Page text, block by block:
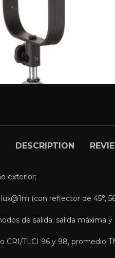
DESCRIPTION
exterior;
(con reflector de 45°,
de salida: salida máxima
TLCI 96 y 98, promedio